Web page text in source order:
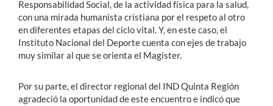
Responsabilidad Social, de la actividad física para la salud,
con una mirada humanista cristiana por el respeto al otro
en diferentes etapas del ciclo vital. Y, en este caso, el
Instituto Nacional del Deporte cuenta con ejes de trabajo
muy similar al que se orienta el Magister.
Por su parte, el director regional del IND Quinta Región
agradeció la oportunidad de este encuentro e indicó que